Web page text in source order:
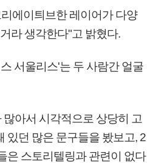
에이틔브한 레이어가 다양
라 생각한다"고 밝혔다.
서울리스'는 두 사람간 얼굴
아서 시각적으로 상당히 고
있던 많은 문구들을 봤보고, 2
은 스토리텔링과 관련이 없다